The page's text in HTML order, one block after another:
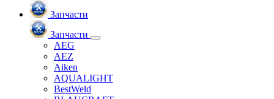
Запчасти
Запчасти
AEG
AEZ
Aiken
AQUALIGHT
BestWeld